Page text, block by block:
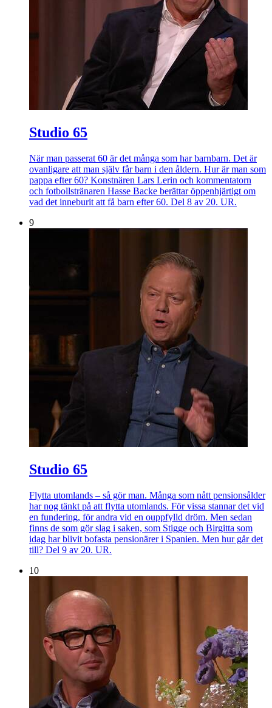
Studio 65
När man passerat 60 är det många som har barnbarn. Det är
ovanligare att man själv får barn i den åldern. Hur är man som
pappa efter 60? Konstnären Lars Lerin och kommentatorn
och fotbollstränaren Hasse Backe berättar öppenhjärtigt om
vad det inneburit att få barn efter 60. Del 8 av 20. UR.
9
Studio 65
Flytta utomlands – så gör man. Många som nått pensionsålder
har nog tänkt på att flytta utomlands. För vissa stannar det vid
en fundering, för andra vid en ouppfylld dröm. Men sedan
finns de som gör slag i saken, som Stigge och Birgitta som
idag har blivit bofasta pensionärer i Spanien. Men hur går det
till? Del 9 av 20. UR.
10